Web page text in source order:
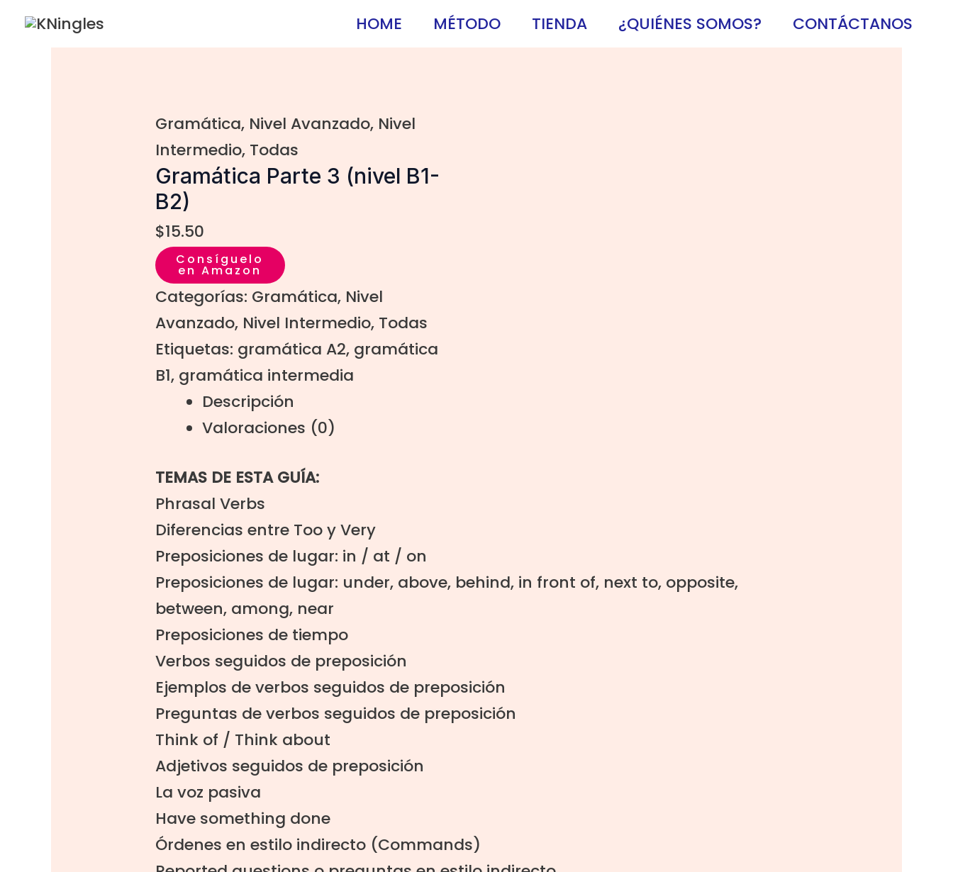
HOME MÉTODO TIENDA ¿QUIÉNES SOMOS? CONTÁCTANOS
Gramática, Nivel Avanzado, Nivel
Intermedio, Todas
Gramática Parte 3 (nivel B1-
B2)
$15.50
Consíguelo
en Amazon
Categorías: Gramática, Nivel
Avanzado, Nivel Intermedio, Todas
Etiquetas: gramática A2, gramática
B1, gramática intermedia
Descripción
Valoraciones (0)
TEMAS DE ESTA GUÍA:
Phrasal Verbs
Diferencias entre Too y Very
Preposiciones de lugar: in / at / on
Preposiciones de lugar: under, above, behind, in front of, next to, opposite,
between, among, near
Preposiciones de tiempo
Verbos seguidos de preposición
Ejemplos de verbos seguidos de preposición
Preguntas de verbos seguidos de preposición
Think of / Think about
Adjetivos seguidos de preposición
La voz pasiva
Have something done
Órdenes en estilo indirecto (Commands)